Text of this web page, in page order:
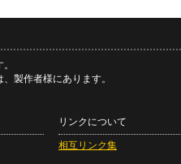
製作者様にあります。
リンクについて
相互リンク集